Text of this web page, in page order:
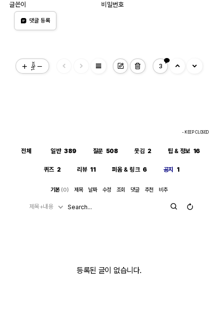
글쓴이 비밀번호
댓글 등록
14px view_headline 3
- KEEP CLOSED
전체 일반 389 질문 508 웃김 2 팁 & 정보 16
퀴즈 2 리뷰 11 퍼옴 & 링크 6 공지 1
기본 (0) 제목 날짜 수정 조회 댓글 추천 비추
제목+내용
등록된 글이 없습니다.